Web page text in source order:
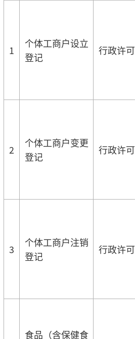
1
个体工商户设立
登记
行政许可
2
个体工商户变更
登记
行政许可
3
个体工商户注销
登记
行政许可
食品（含保健食